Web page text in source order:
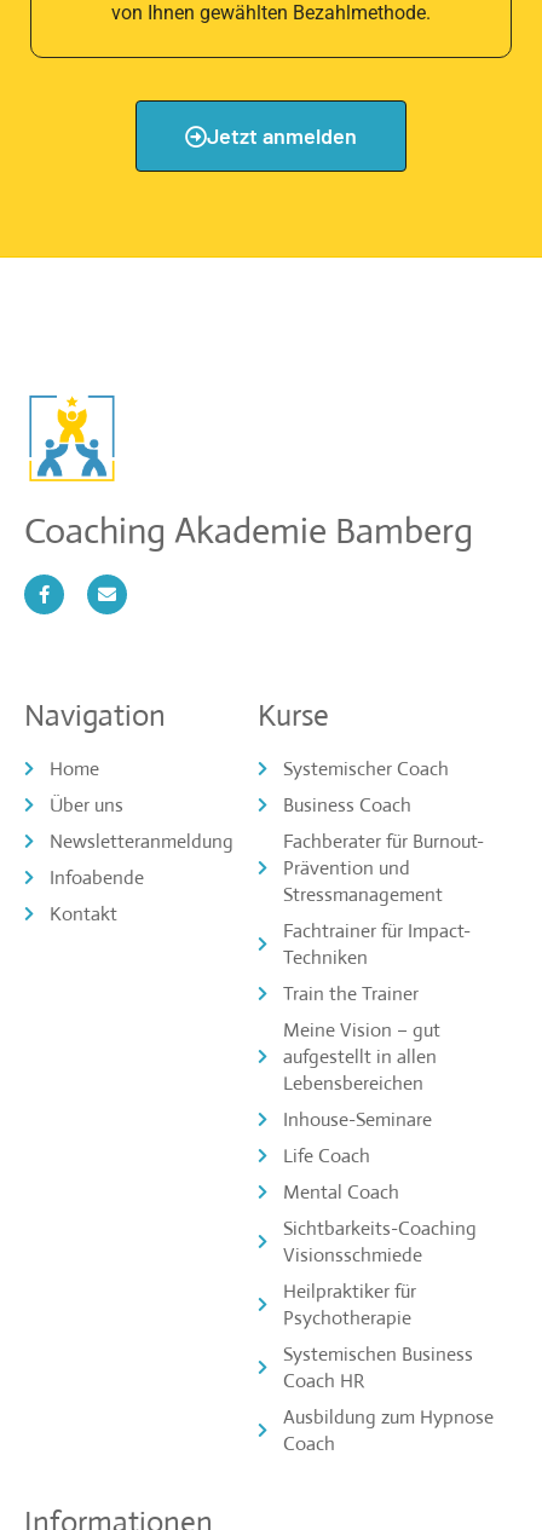
von Ihnen gewählten Bezahlmethode.
Jetzt anmelden
Coaching Akademie Bamberg
Navigation
Home
Über uns
Newsletteranmeldung
Infoabende
Kontakt
Kurse
Systemischer Coach
Business Coach
Fachberater für Burnout-
Prävention und
Stressmanagement
Fachtrainer für Impact-
Techniken
Train the Trainer
Meine Vision – gut
aufgestellt in allen
Lebensbereichen
Inhouse-Seminare
Life Coach
Mental Coach
Sichtbarkeits-Coaching
Visionsschmiede
Heilpraktiker für
Psychotherapie
Systemischen Business
Coach HR
Ausbildung zum Hypnose
Coach
Informationen